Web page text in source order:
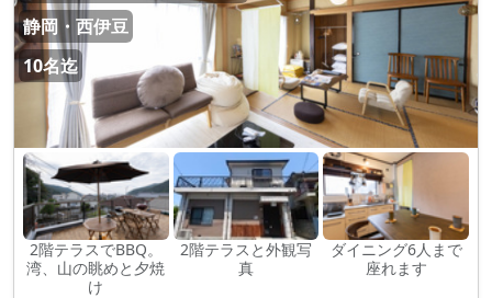
静岡・西伊豆
10名迄
2階テラスでBBQ。
湾、山の眺めと夕焼
け
2階テラスと外観写
真
ダイニング6人まで
座れます